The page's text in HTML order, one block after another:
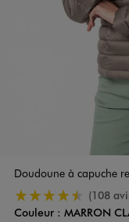
Doudoune à capuche
4.5/5 de moyenne
(108
Couleur
Couleur : MARRON